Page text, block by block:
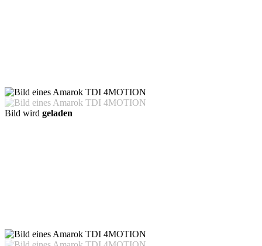
Bild wird geladen